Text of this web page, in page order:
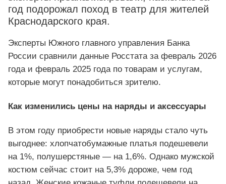
год подорожал поход в театр для жителей
Краснодарского края.
Эксперты Южного главного управления Банка
России сравнили данные Росстата за февраль 2026
года и февраль 2025 года по товарам и услугам,
которые могут понадобиться зрителю.
Как изменились цены на наряды и аксессуары
В этом году приобрести новые наряды стало чуть
выгоднее: хлопчатобумажные платья подешевели
на 1%, полушерстяные — на 1,6%. Однако мужской
костюм сейчас стоит на 5,3% дороже, чем год